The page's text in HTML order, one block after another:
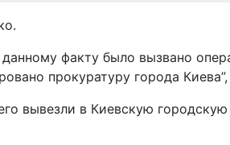
факту было вызвано
прокуратуру города Киева”,
вывезли в Киевскую